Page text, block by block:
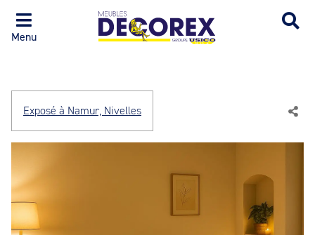
Menu
Exposé à Namur, Nivelles